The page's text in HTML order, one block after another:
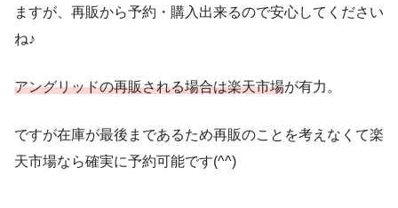
ますが、再販から予約・購入出来るので安心してください
ね♪
アングリッドの再販される場合は楽天市場が有力。
ですが在庫が最後まであるため再販のことを考えなくて楽
天市場なら確実に予約可能です(^^)